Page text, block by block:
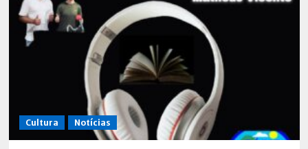
Cultura Notícias